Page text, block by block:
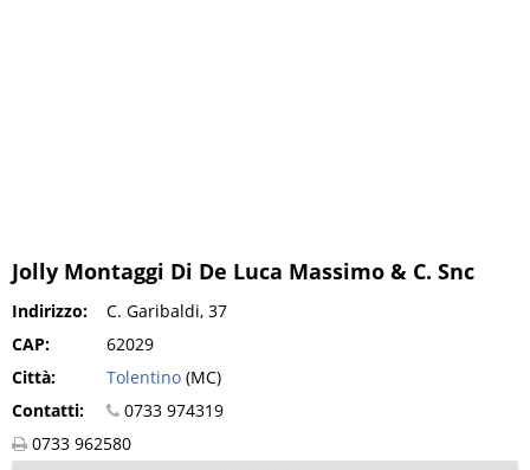
Jolly Montaggi Di De Luca Massimo & C. Snc
Indirizzo:
C. Garibaldi, 37
CAP:
62029
Città:
Tolentino (MC)
Contatti:
0733 974319
0733 962580